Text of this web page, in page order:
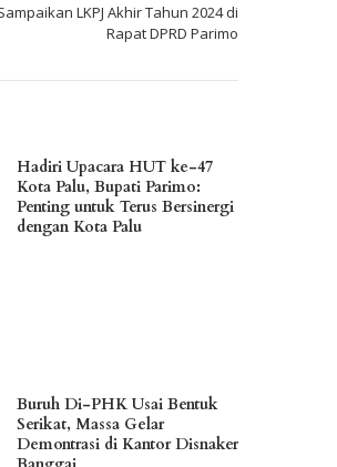
LKPJ Akhir Tahun 2024 di
Rapat DPRD Parimo
Hadiri Upacara HUT ke-47
Kota Palu, Bupati Parimo:
Penting untuk Terus Bersinergi
dengan Kota Palu
Buruh Di-PHK Usai Bentuk
Serikat, Massa Gelar
Demontrasi di Kantor Disnaker